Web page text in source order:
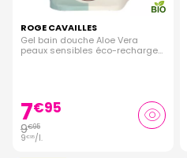
ROGE CAVAILLES
Gel bain douche Aloe Vera
peaux sensibles éco-recharge
7€95
9€95
9€95/l.